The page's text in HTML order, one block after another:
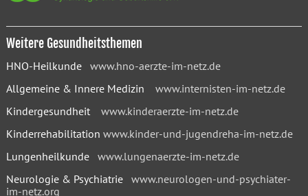
Weitere Gesundheitsthemen
HNO-Heilkunde www.hno-aerzte-im-netz.de
Allgemeine & Innere Medizin www.internisten-im-netz.de
Kindergesundheit www.kinderaerzte-im-netz.de
Kinderrehabilitation www.kinder-und-jugendreha-im-netz.de
Lungenheilkunde www.lungenaerzte-im-netz.de
Neurologie & Psychiatrie www.neurologen-und-psychiater-
im-netz.org